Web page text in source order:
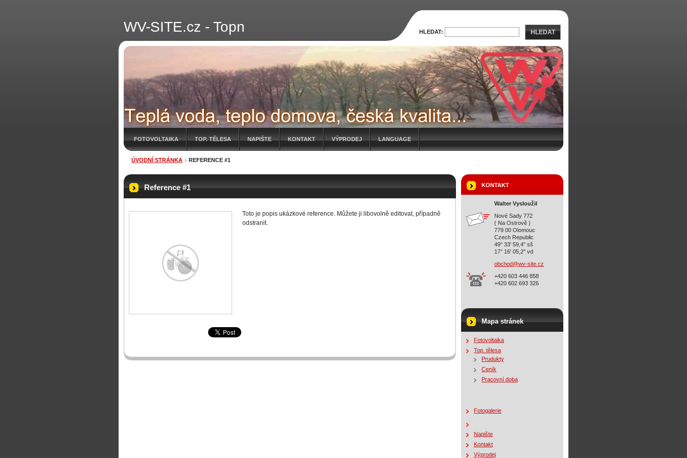
WV-SITE.cz - Topn
FOTOVOLTAIKA TOP. TĚLESA NAPIŠTE KONTAKT VÝPRODEJ LANGUAGE
ÚVODNÍ STRÁNKA REFERENCE #1
Reference #1
Toto je popis ukázkové reference. Můžete ji libovolně editovat, případně
odstranit.
KONTAKT
Walter Vysloužil
Nové Sady 772
( Na Ostrově )
779 00 Olomouc
Czech Republic
49° 33' 59,4" sš
17° 16' 05,2" vd
obchod@wv-site.cz
+420 603 446 858
+420 602 693 326
Mapa stránek
Fotovoltaika
Top. tělesa
Prudukty
Ceník
Pracovní doba
Fotogalerie
Napište
Kontakt
Výprodej
HLEDAT: HLEDAT